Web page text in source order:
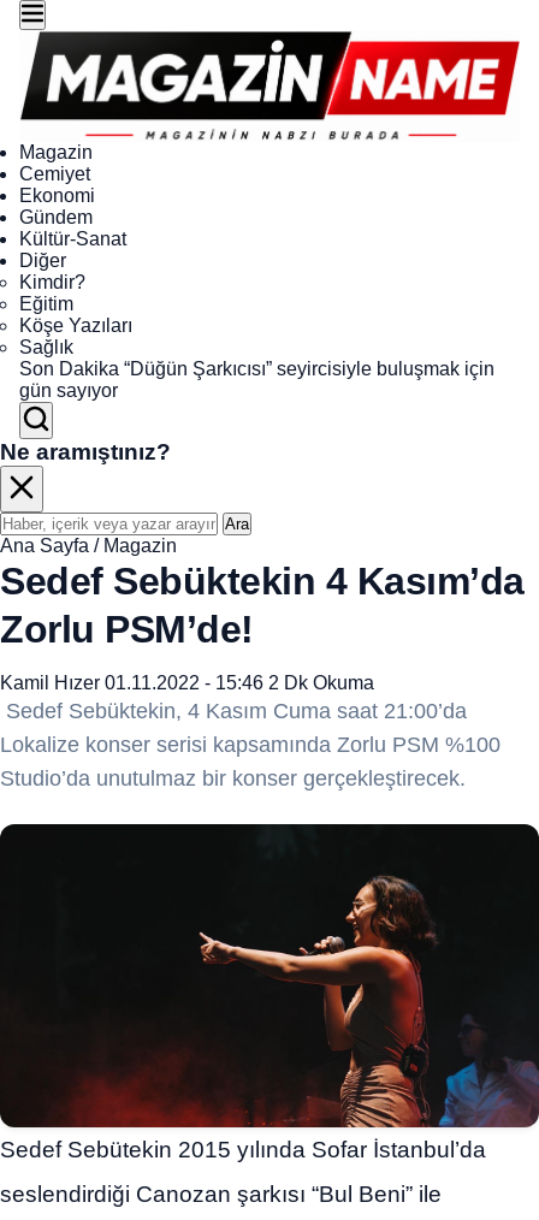
Magazin
Cemiyet
Ekonomi
Gündem
Kültür-Sanat
Diğer
Kimdir?
Eğitim
Köşe Yazıları
Sağlık
Son Dakika “Düğün Şarkıcısı” seyircisiyle buluşmak için
gün sayıyor
Ne aramıştınız?
Ara
Ana Sayfa / Magazin
Sedef Sebüktekin 4 Kasım’da
Zorlu PSM’de!
Kamil Hızer 01.11.2022 - 15:46 2 Dk Okuma
Sedef Sebüktekin, 4 Kasım Cuma saat 21:00’da
Lokalize konser serisi kapsamında Zorlu PSM %100
Studio’da unutulmaz bir konser gerçekleştirecek.
Sedef Sebütekin 2015 yılında Sofar İstanbul’da
seslendirdiği Canozan şarkısı “Bul Beni” ile